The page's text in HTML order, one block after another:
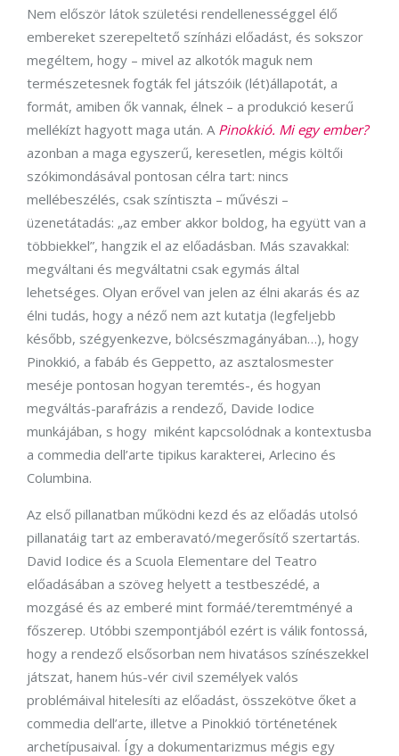
Nem először látok születési rendellenességgel élő
embereket szerepeltető színházi előadást, és sokszor
megéltem, hogy – mivel az alkotók maguk nem
természetesnek fogták fel játszóik (lét)állapotát, a
formát, amiben ők vannak, élnek – a produkció keserű
mellékízt hagyott maga után. A Pinokkió. Mi egy ember?
azonban a maga egyszerű, keresetlen, mégis költői
szókimondásával pontosan célra tart: nincs
mellébeszélés, csak színtiszta – művészi –
üzenetátadás: „az ember akkor boldog, ha együtt van a
többiekkel”, hangzik el az előadásban. Más szavakkal:
megváltani és megváltatni csak egymás által
lehetséges. Olyan erővel van jelen az élni akarás és az
élni tudás, hogy a néző nem azt kutatja (legfeljebb
később, szégyenkezve, bölcsészmagányában…), hogy
Pinokkió, a fabáb és Geppetto, az asztalosmester
meséje pontosan hogyan teremtés-, és hogyan
megváltás-parafrázis a rendező, Davide Iodice
munkájában, s hogy miként kapcsolódnak a kontextusba
a commedia dell’arte tipikus karakterei, Arlecino és
Columbina.
Az első pillanatban működni kezd és az előadás utolsó
pillanatáig tart az emberavató/megerősítő szertartás.
David Iodice és a Scuola Elementare del Teatro
előadásában a szöveg helyett a testbeszédé, a
mozgásé és az emberé mint formáé/teremtményé a
főszerep. Utóbbi szempontjából ezért is válik fontossá,
hogy a rendező elsősorban nem hivatásos színészekkel
játszat, hanem hús-vér civil személyek valós
problémáival hitelesíti az előadást, összekötve őket a
commedia dell’arte, illetve a Pinokkió történetének
archetípusaival. Így a dokumentarizmus mégis egy